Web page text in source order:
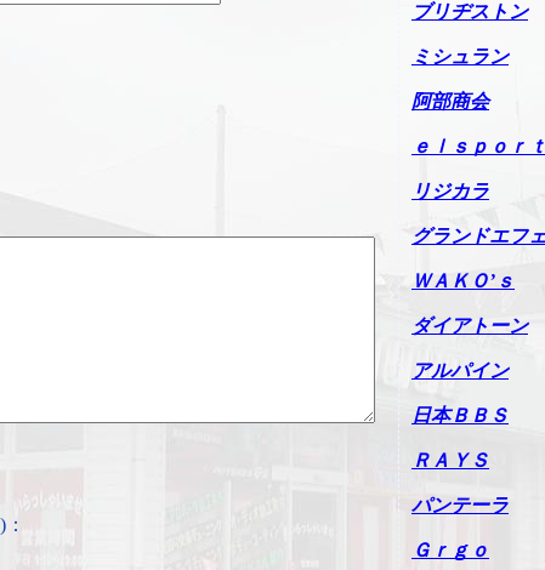
ブリヂストン
ミシュラン
阿部商会
ｅｌｓｐｏｒｔ
リジカラ
グランドエフ
ＷＡＫＯ’ｓ
ダイアトーン
アルパイン
日本ＢＢＳ
ＲＡＹＳ
パンテーラ
Ｇｒｇｏ